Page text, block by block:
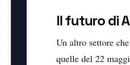
Il futuro di
Un altro settore
quelle del 22